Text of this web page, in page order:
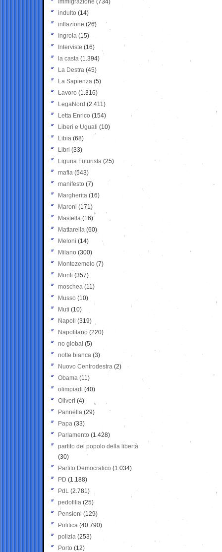
Immigrazione (734)
indulto (14)
inflazione (26)
Ingroia (15)
Interviste (16)
la casta (1.394)
La Destra (45)
La Sapienza (5)
Lavoro (1.316)
LegaNord (2.411)
Letta Enrico (154)
Liberi e Uguali (10)
Libia (68)
Libri (33)
Liguria Futurista (25)
mafia (543)
manifesto (7)
Margherita (16)
Maroni (171)
Mastella (16)
Mattarella (60)
Meloni (14)
Milano (300)
Montezemolo (7)
Monti (357)
moschea (11)
Musso (10)
Muti (10)
Napoli (319)
Napolitano (220)
no global (5)
notte bianca (3)
Nuovo Centrodestra (2)
Obama (11)
olimpiadi (40)
Oliveri (4)
Pannella (29)
Papa (33)
Parlamento (1.428)
partito del popolo della libertà
(30)
Partito Democratico (1.034)
PD (1.188)
PdL (2.781)
pedofilia (25)
Pensioni (129)
Politica (40.790)
polizia (253)
Porto (12)